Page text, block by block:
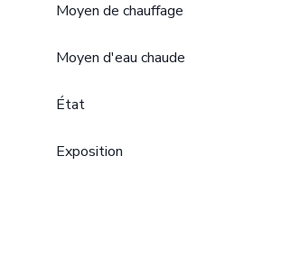
Moyen de chauffage
Moyen d'eau chaude
État
Exposition